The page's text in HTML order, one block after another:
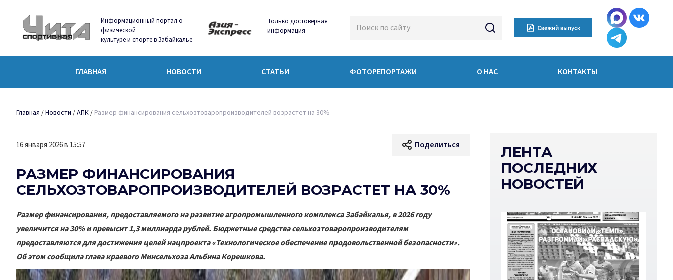
Информационный портал о
физической
культуре и спорте в Забайкалье
Только достоверная
информация
ГЛАВНАЯ НОВОСТИ СТАТЬИ ФОТОРЕПОРТАЖИ О НАС КОНТАКТЫ
Главная /Новости /АПК/ Размер финансирования сельхозтоваропроизводителей возрастет на 30%
16 января 2026 в 15:57 Поделиться
РАЗМЕР ФИНАНСИРОВАНИЯ
СЕЛЬХОЗТОВАРОПРОИЗВОДИТЕЛЕЙ ВОЗРАСТЕТ НА 30%
Размер финансирования, предоставляемого на развитие агропромышленного комплекса Забайкалья, в 2026 году
увеличится на 30% и превысит 1,3 миллиарда рублей. Бюджетные средства сельхозтоваропроизводителям
предоставляются для достижения целей нацпроекта «Технологическое обеспечение продовольственной безопасности».
Об этом сообщила глава краевого Минсельхоза Альбина Корешкова.
ЛЕНТА
ПОСЛЕДНИХ
НОВОСТЕЙ